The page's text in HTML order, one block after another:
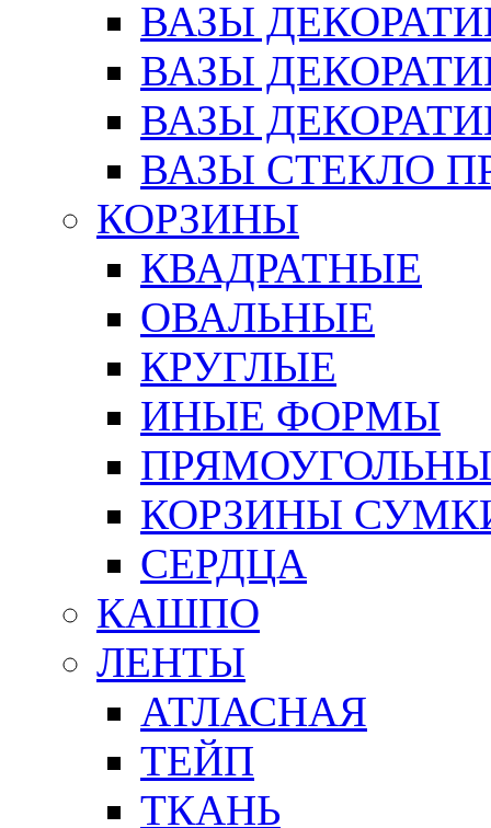
ВАЗЫ
ВАЗЫ
ВАЗЫ
ВАЗЫ СТЕКЛО
КОРЗИНЫ
КВАДРАТНЫЕ
ОВАЛЬНЫЕ
КРУГЛЫЕ
ИНЫЕ ФОРМЫ
КОРЗИНЫ
СЕРДЦА
КАШПО
ЛЕНТЫ
АТЛАСНАЯ
ТЕЙП
ТКАНЬ